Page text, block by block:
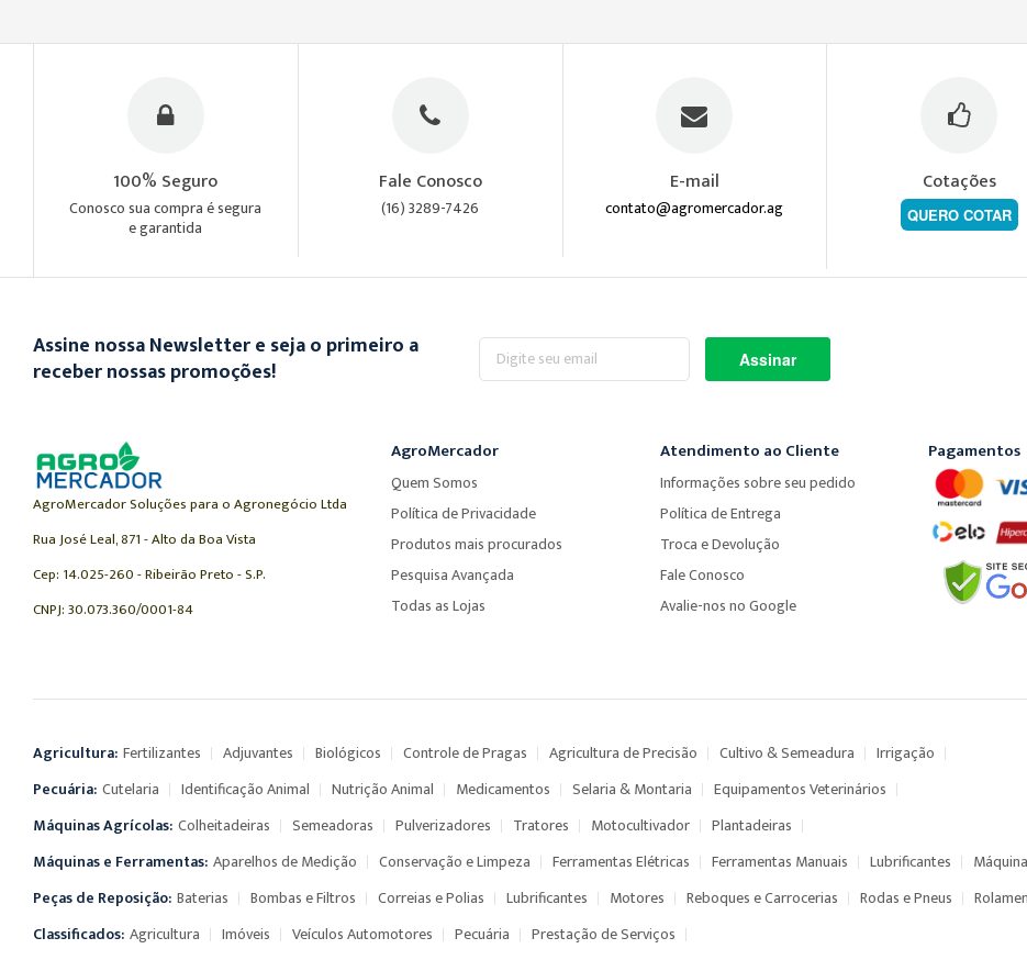
100% Seguro
Conosco sua compra é segura
e garantida
Fale Conosco
(16) 3289-7426
E-mail
contato@agromercador.ag
Cotações
QUERO COTAR
Assine nossa Newsletter e seja o primeiro a
receber nossas promoções!
Inscreva-
na
Assinar
AgroMercador Soluções para o Agronegócio Ltda
Rua José Leal, 871 - Alto da Boa Vista
Cep: 14.025-260 - Ribeirão Preto - S.P.
CNPJ: 30.073.360/0001-84
AgroMercador
Quem Somos
Política de Privacidade
Produtos mais procurados
Pesquisa Avançada
Todas as Lojas
Atendimento ao Cliente
Informações sobre seu pedido
Política de Entrega
Troca e Devolução
Fale Conosco
Avalie-nos no Google
Pagamentos
Agricultura: Fertilizantes Adjuvantes Biológicos Controle de Pragas Agricultura de Precisão Cultivo & Semeadura
Irrigação
Pecuária: Cutelaria Identificação Animal Nutrição Animal Medicamentos Selaria & Montaria
Equipamentos Veterinários
Máquinas Agrícolas: Colheitadeiras Semeadoras Pulverizadores Tratores Motocultivador
Plantadeiras
Máquinas e Ferramentas: Aparelhos de Medição Conservação e Limpeza Ferramentas Elétricas Ferramentas Manuais Lubrificantes
Peças de Reposição: Baterias Bombas e Filtros Correias e Polias Lubrificantes Motores Reboques e Carrocerias Rodas e Pneus
Classificados: Agricultura Imóveis Veículos Automotores Pecuária
Prestação de Serviços